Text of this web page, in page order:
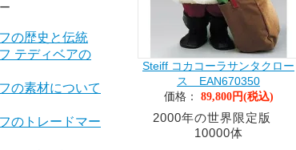
Steiff コカコーラサンタクロー
ス EAN670350
価格：
89,800円(税込)
2000年の世界限定版
10000体